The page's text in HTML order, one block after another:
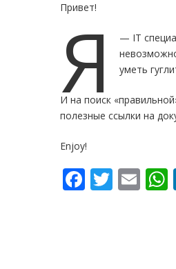
Привет!
Я
— IT
уметь
И на поиск
полезные ссылки на
Enjoy!